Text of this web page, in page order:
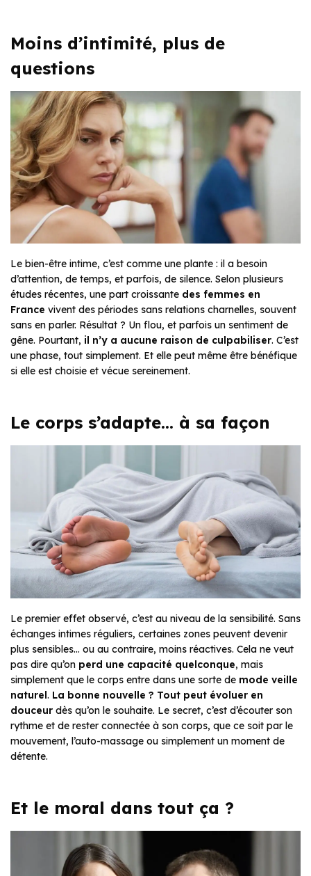
Moins d’intimité, plus de
questions
Le bien-être intime, c’est comme une plante : il a besoin
d’attention, de temps, et parfois, de silence. Selon plusieurs
études récentes, une part croissante des femmes en
France vivent des périodes sans relations charnelles, souvent
sans en parler. Résultat ? Un flou, et parfois un sentiment de
gêne. Pourtant, il n’y a aucune raison de culpabiliser. C’est
une phase, tout simplement. Et elle peut même être bénéfique
si elle est choisie et vécue sereinement.
Le corps s’adapte… à sa façon
Le premier effet observé, c’est au niveau de la sensibilité. Sans
échanges intimes réguliers, certaines zones peuvent devenir
plus sensibles… ou au contraire, moins réactives. Cela ne veut
pas dire qu’on perd une capacité quelconque, mais
simplement que le corps entre dans une sorte de mode veille
naturel. La bonne nouvelle ? Tout peut évoluer en
douceur dès qu’on le souhaite. Le secret, c’est d’écouter son
rythme et de rester connectée à son corps, que ce soit par le
mouvement, l’auto-massage ou simplement un moment de
détente.
Et le moral dans tout ça ?